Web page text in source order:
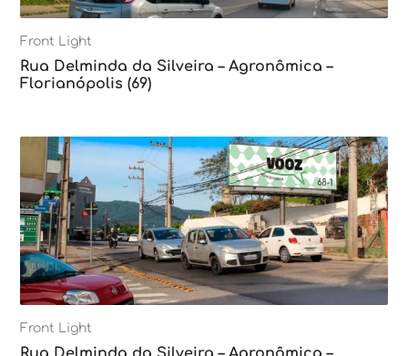
Front Light
Rua Delminda da Silveira – Agronômica –
Florianópolis (69)
Front Light